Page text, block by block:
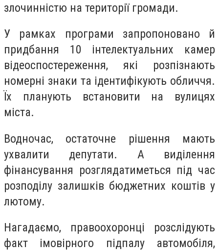
злочинністю на території громади.
У рамках програми запропоновано й
придбання 10 інтелектуальних камер
відеоспостереження, які розпізнають
номерні знаки та ідентифікують обличчя.
Їх планують встановити на вулицях
міста.
Водночас, остаточне рішення мають
ухвалити депутати. А виділення
фінансування розглядатиметься під час
розподілу залишків бюджетних коштів у
лютому.
Нагадаємо, правоохоронці розслідують
факт імовірного підпалу автомобіля,